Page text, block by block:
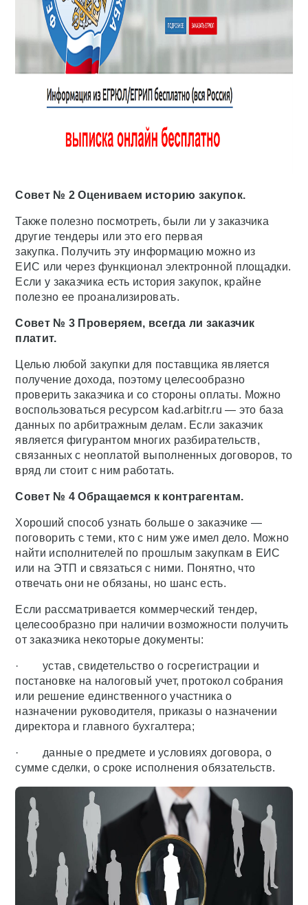
Совет № 2 Оцениваем историю закупок.
Также полезно посмотреть, были ли у заказчика
другие тендеры или это его первая
закупка. Получить эту информацию можно из
ЕИС или через функционал электронной площадки.
Если у заказчика есть история закупок, крайне
полезно ее проанализировать.
Совет № 3 Проверяем, всегда ли заказчик
платит.
Целью любой закупки для поставщика является
получение дохода, поэтому целесообразно
проверить заказчика и со стороны оплаты. Можно
воспользоваться ресурсом kad.arbitr.ru — это база
данных по арбитражным делам. Если заказчик
является фигурантом многих разбирательств,
связанных с неоплатой выполненных договоров, то
вряд ли стоит с ним работать.
Совет № 4 Обращаемся к контрагентам.
Хороший способ узнать больше о заказчике —
поговорить с теми, кто с ним уже имел дело. Можно
найти исполнителей по прошлым закупкам в ЕИС
или на ЭТП и связаться с ними. Понятно, что
отвечать они не обязаны, но шанс есть.
Если рассматривается коммерческий тендер,
целесообразно при наличии возможности получить
от заказчика некоторые документы:
· устав, свидетельство о госрегистрации и
постановке на налоговый учет, протокол собрания
или решение единственного участника о
назначении руководителя, приказы о назначении
директора и главного бухгалтера;
· данные о предмете и условиях договора, о
сумме сделки, о сроке исполнения обязательств.